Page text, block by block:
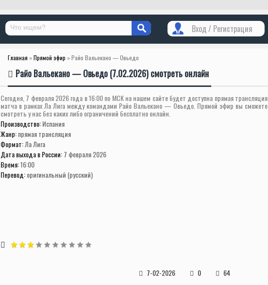
Вход / Регистрация
Главная »Прямой эфир » Райо Вальекано — Овьедо
Райо Вальекано — Овьедо (7.02.2026) смотреть онлайн
Сегодня, 7 февраля 2026 года в 16:00 по МСК на нашем сайте будет доступна прямая трансляция
матча в рамках Ла Лига между командами Райо Вальекано — Овьедо. Прямой эфир вы сможете
смотреть у нас без каких либо ограничений бесплатно онлайн.
Производство:Испания
Жанр:прямая трансляция
Формат:Ла Лига
Дата выхода в России:7 февраля 2026
Время:16:00
Перевод:оригинальный (русский)
7-02-2026 0 64